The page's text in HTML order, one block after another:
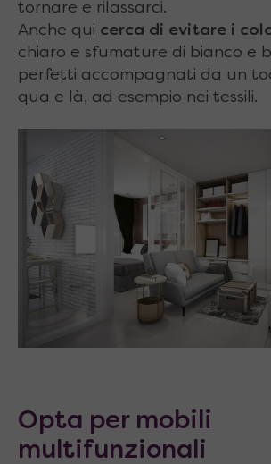
tornare e rilassarci.
Anche qui cerca di evitare i
chiaro e sfumature di bianco e
perfetti accompagnati da un
qua e là, ad esempio nei tessili.
Opta per mobili
multifunzionali